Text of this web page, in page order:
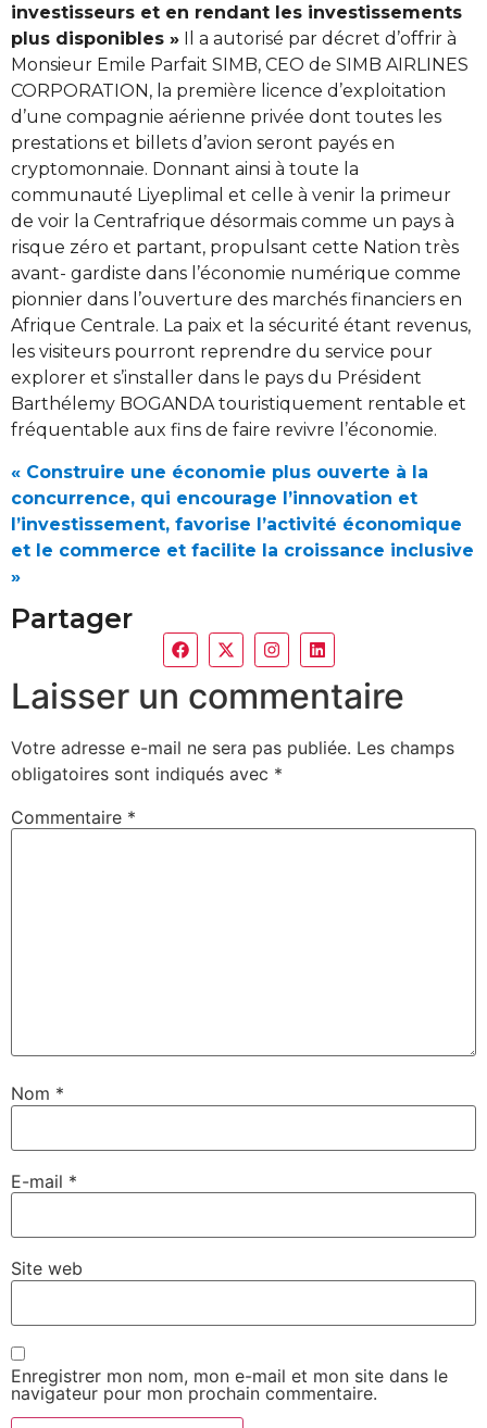
investisseurs et en rendant les investissements
plus disponibles » Il a autorisé par décret d’offrir à
Monsieur Emile Parfait SIMB, CEO de SIMB AIRLINES
CORPORATION, la première licence d’exploitation
d’une compagnie aérienne privée dont toutes les
prestations et billets d’avion seront payés en
cryptomonnaie. Donnant ainsi à toute la
communauté Liyeplimal et celle à venir la primeur
de voir la Centrafrique désormais comme un pays à
risque zéro et partant, propulsant cette Nation très
avant- gardiste dans l’économie numérique comme
pionnier dans l’ouverture des marchés financiers en
Afrique Centrale. La paix et la sécurité étant revenus,
les visiteurs pourront reprendre du service pour
explorer et s’installer dans le pays du Président
Barthélemy BOGANDA touristiquement rentable et
fréquentable aux fins de faire revivre l’économie.
« Construire une économie plus ouverte à la
concurrence, qui encourage l’innovation et
l’investissement, favorise l’activité économique
et le commerce et facilite la croissance inclusive
»
Partager
Laisser un commentaire
Votre adresse e-mail ne sera pas publiée. Les champs
obligatoires sont indiqués avec *
Commentaire *
Nom *
E-mail *
Site web
Enregistrer mon nom, mon e-mail et mon site dans le
navigateur pour mon prochain commentaire.